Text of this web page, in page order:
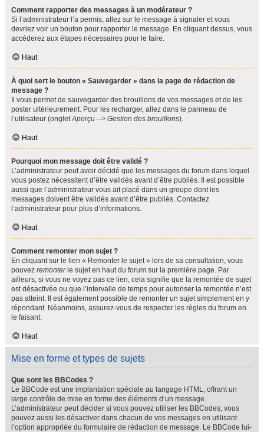
Comment rapporter des messages à un modérateur ?
Si l’administrateur l’a permis, allez sur le message à signaler et vous
devriez voir un bouton pour rapporter le message. En cliquant dessus, vous
accéderez aux étapes nécessaires pour le faire.
Haut
À quoi sert le bouton « Sauvegarder » dans la page de rédaction de
message ?
Il vous permet de sauvegarder des brouillons de vos messages et de les
poster ultérieurement. Pour les recharger, allez dans le panneau de
l’utilisateur (ongletAperçu --> Gestion des brouillons).
Haut
Pourquoi mon message doit être validé ?
L’administrateur peut avoir décidé que les messages du forum dans lequel
vous postez nécessitent d’être validés avant d’être publiés. Il est possible
aussi que l’administrateur vous ait placé dans un groupe dont les
messages doivent être validés avant d’être publiés. Contactez
l’administrateur pour plus d’informations.
Haut
Comment remonter mon sujet ?
En cliquant sur le lien « Remonter le sujet » lors de sa consultation, vous
pouvez remonterle sujet en haut du forum sur la première page. Par
ailleurs, si vous ne voyez pas ce lien, cela signifie que la remontée de sujet
est désactivée ou que l’intervalle de temps pour autoriser la remontée n’est
pas atteint. Il est également possible de remonter un sujet simplement en y
répondant. Néanmoins, assurez-vous de respecter les règles du forum en
le faisant.
Haut
Mise en forme et types de sujets
Que sont les BBCodes ?
Le BBCode est une implantation spéciale au langage HTML, offrant un
large contrôle de mise en forme des éléments d’un message.
L’administrateur peut décider si vous pouvez utiliser les BBCodes, vous
pouvez aussi les désactiver dans chacun de vos messages en utilisant
l’option appropriée du formulaire de rédaction de message. Le BBCode lui-